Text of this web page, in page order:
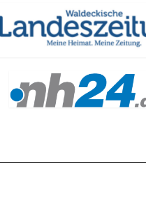
Gerätewagen Gefahrgut GW-G
GDekonP-LKW
Kleinalarmfahrzeug KLAF
Kommandowagen KdoW